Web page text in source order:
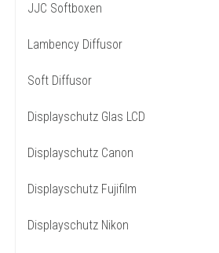
JJC Softboxen
Lambency Diffusor
Soft Diffusor
Displayschutz Glas LCD
Displayschutz Canon
Displayschutz Fujifilm
Displayschutz Nikon